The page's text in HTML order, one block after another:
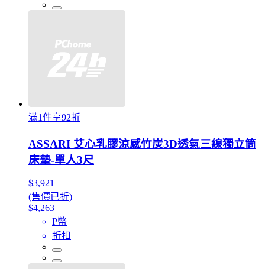
滿1件享92折
ASSARI 艾心乳膠涼感竹炭3D透氣三線獨立筒
床墊-單人3尺
$3,921
(售價已折)
$4,263
P幣
折扣